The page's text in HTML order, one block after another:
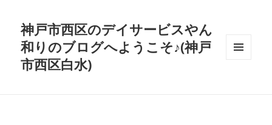
神戸市西区のデイサービスやん
和りのブログへようこそ♪(神戸
市西区白水)